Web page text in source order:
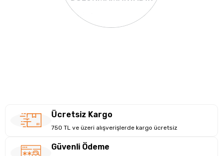
Ücretsiz Kargo
750 TL ve üzeri alışverişlerde kargo ücretsiz
Güvenli Ödeme